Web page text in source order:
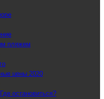
пляжем
цены 2020
остановиться?